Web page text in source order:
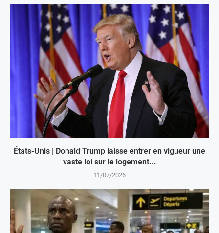
États-Unis | Donald Trump laisse entrer en vigueur une
vaste loi sur le logement...
11/07/2026